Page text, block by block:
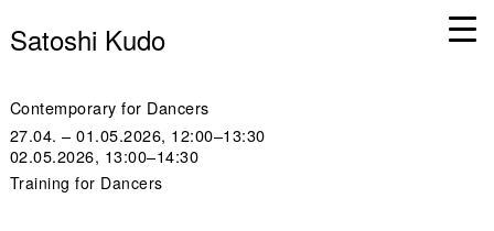
Satoshi Kudo
Contemporary for Dancers
27.04. – 01.05.2026, 12:00–13:30
02.05.2026, 13:00–14:30
Training for Dancers